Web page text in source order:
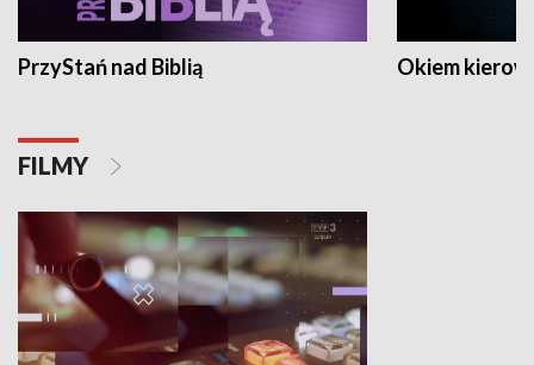
PrzyStań nad Biblią Okiem
FILMY